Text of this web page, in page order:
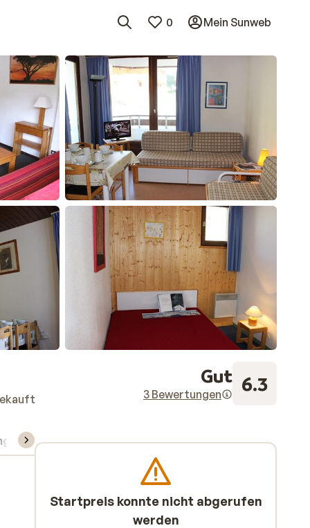
0 Mein Sunweb
Gut
3 Bewertungen 6.3
Skipass/Kurse/Material
Startpreis konnte nicht abgerufen
werden